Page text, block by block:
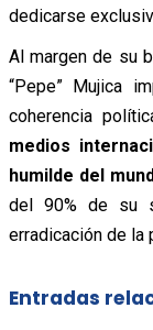
dedicarse
Al margen de su
“Pepe” Mujica
coherencia
medios
humilde del
del 90% de su
erradicación de la
Entradas